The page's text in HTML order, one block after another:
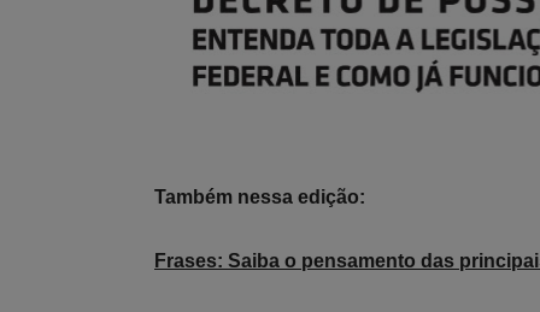
Também nessa edição:
Frases: Saiba o pensamento das